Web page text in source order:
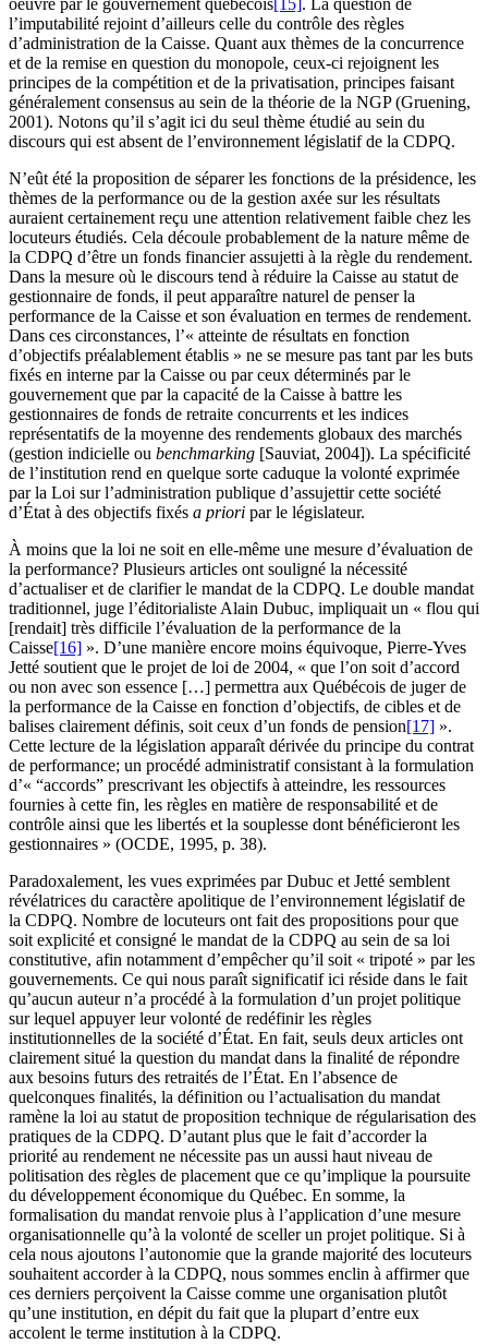
oeuvre par le gouvernement québécois[15]. La question de
l’imputabilité rejoint d’ailleurs celle du contrôle des règles
d’administration de la Caisse. Quant aux thèmes de la concurrence
et de la remise en question du monopole, ceux-ci rejoignent les
principes de la compétition et de la privatisation, principes faisant
généralement consensus au sein de la théorie de la NGP (Gruening,
2001). Notons qu’il s’agit ici du seul thème étudié au sein du
discours qui est absent de l’environnement législatif de la CDPQ.
N’eût été la proposition de séparer les fonctions de la présidence, les
thèmes de la performance ou de la gestion axée sur les résultats
auraient certainement reçu une attention relativement faible chez les
locuteurs étudiés. Cela découle probablement de la nature même de
la CDPQ d’être un fonds financier assujetti à la règle du rendement.
Dans la mesure où le discours tend à réduire la Caisse au statut de
gestionnaire de fonds, il peut apparaître naturel de penser la
performance de la Caisse et son évaluation en termes de rendement.
Dans ces circonstances, l’« atteinte de résultats en fonction
d’objectifs préalablement établis » ne se mesure pas tant par les buts
fixés en interne par la Caisse ou par ceux déterminés par le
gouvernement que par la capacité de la Caisse à battre les
gestionnaires de fonds de retraite concurrents et les indices
représentatifs de la moyenne des rendements globaux des marchés
(gestion indicielle ou benchmarking [Sauviat, 2004]). La spécificité
de l’institution rend en quelque sorte caduque la volonté exprimée
par la Loi sur l’administration publique d’assujettir cette société
d’État à des objectifs fixés a priori par le législateur.
À moins que la loi ne soit en elle-même une mesure d’évaluation de
la performance? Plusieurs articles ont souligné la nécessité
d’actualiser et de clarifier le mandat de la CDPQ. Le double mandat
traditionnel, juge l’éditorialiste Alain Dubuc, impliquait un « flou qui
[rendait] très difficile l’évaluation de la performance de la
Caisse[16] ». D’une manière encore moins équivoque, Pierre-Yves
Jetté soutient que le projet de loi de 2004, « que l’on soit d’accord
ou non avec son essence […] permettra aux Québécois de juger de
la performance de la Caisse en fonction d’objectifs, de cibles et de
balises clairement définis, soit ceux d’un fonds de pension[17] ».
Cette lecture de la législation apparaît dérivée du principe du contrat
de performance; un procédé administratif consistant à la formulation
d’« “accords” prescrivant les objectifs à atteindre, les ressources
fournies à cette fin, les règles en matière de responsabilité et de
contrôle ainsi que les libertés et la souplesse dont bénéficieront les
gestionnaires » (OCDE, 1995, p. 38).
Paradoxalement, les vues exprimées par Dubuc et Jetté semblent
révélatrices du caractère apolitique de l’environnement législatif de
la CDPQ. Nombre de locuteurs ont fait des propositions pour que
soit explicité et consigné le mandat de la CDPQ au sein de sa loi
constitutive, afin notamment d’empêcher qu’il soit « tripoté » par les
gouvernements. Ce qui nous paraît significatif ici réside dans le fait
qu’aucun auteur n’a procédé à la formulation d’un projet politique
sur lequel appuyer leur volonté de redéfinir les règles
institutionnelles de la société d’État. En fait, seuls deux articles ont
clairement situé la question du mandat dans la finalité de répondre
aux besoins futurs des retraités de l’État. En l’absence de
quelconques finalités, la définition ou l’actualisation du mandat
ramène la loi au statut de proposition technique de régularisation des
pratiques de la CDPQ. D’autant plus que le fait d’accorder la
priorité au rendement ne nécessite pas un aussi haut niveau de
politisation des règles de placement que ce qu’implique la poursuite
du développement économique du Québec. En somme, la
formalisation du mandat renvoie plus à l’application d’une mesure
organisationnelle qu’à la volonté de sceller un projet politique. Si à
cela nous ajoutons l’autonomie que la grande majorité des locuteurs
souhaitent accorder à la CDPQ, nous sommes enclin à affirmer que
ces derniers perçoivent la Caisse comme une organisation plutôt
qu’une institution, en dépit du fait que la plupart d’entre eux
accolent le terme institution à la CDPQ.